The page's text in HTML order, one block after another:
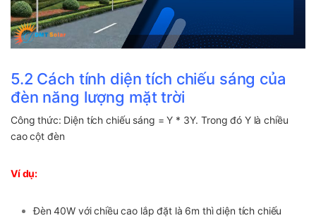
5.2 Cách tính diện tích chiếu sáng của
đèn năng lượng mặt trời
Công thức: Diện tích chiếu sáng = Y * 3Y. Trong đó Y là chiều
cao cột đèn
Ví dụ:
Đèn 40W với chiều cao lắp đặt là 6m thì diện tích chiếu